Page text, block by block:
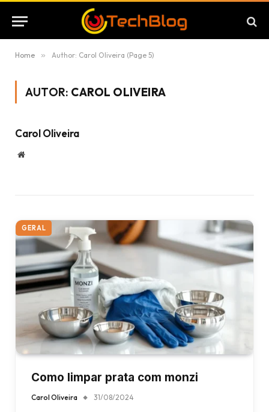
Home » Author: Carol Oliveira (Page 5)
AUTOR: CAROL OLIVEIRA
Carol Oliveira
Website
GERAL
Como limpar prata com monzi
Carol Oliveira 31/08/2024